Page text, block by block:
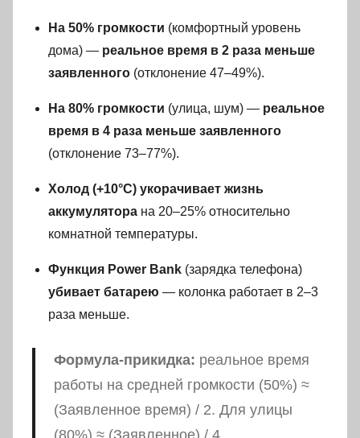
На 50% громкости (комфортный уровень
дома) — реальное время в 2 раза меньше
заявленного (отклонение 47–49%).
На 80% громкости (улица, шум) — реальное
время в 4 раза меньше заявленного
(отклонение 73–77%).
Холод (+10°C) укорачивает жизнь
аккумулятора на 20–25% относительно
комнатной температуры.
Функция Power Bank (зарядка телефона)
убивает батарею — колонка работает в 2–3
раза меньше.
Формула-прикидка: реальное время
работы на средней громкости (50%) ≈
(Заявленное время) / 2. Для улицы
(80%) ≈ (Заявленное) / 4.